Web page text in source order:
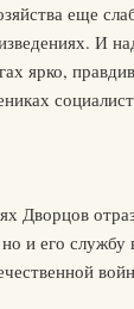
еще
И
ярко,
Дворцов
но и его